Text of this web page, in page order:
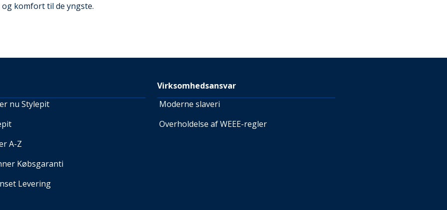
komfort til de yngste.
nu Stylepit
A-Z
Købsgaranti
Levering
Virksomhedsansvar
Moderne slaveri
Overholdelse af WEEE-regler